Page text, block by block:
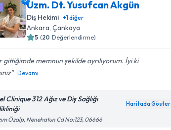
Uzm. Dt. Yusufcan Akgün
Diş Hekimi +1diğer
Ankara, Çankaya
5 (20 Değerlendirme)
gittiğimde memnun şekilde ayrılıyorum. İyi ki
Devamı
Clinique 312 Ağız ve Diş Sağlığı
Haritada Göster
Özalp, Nenehatun Cd No:123, 06666